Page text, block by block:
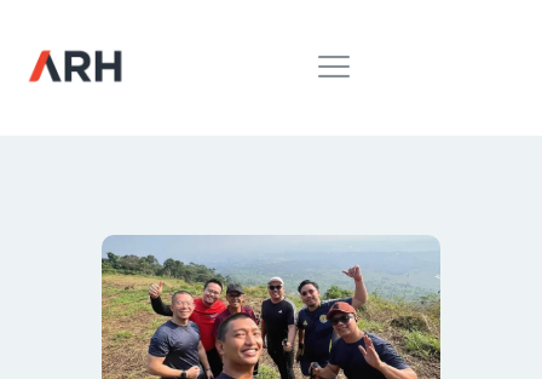
MUH. ARIEF ROSYID
RILIS MEDIA
BUKU
PIDATO
KEBUDAYAAN